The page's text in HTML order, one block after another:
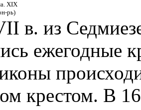
XIX
рь)
в. из
ежегодные
крестом. В